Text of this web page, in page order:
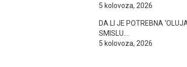
5 kolovoza, 2026
DA LI JE POTREBNA
SMISLU….
5 kolovoza, 2026